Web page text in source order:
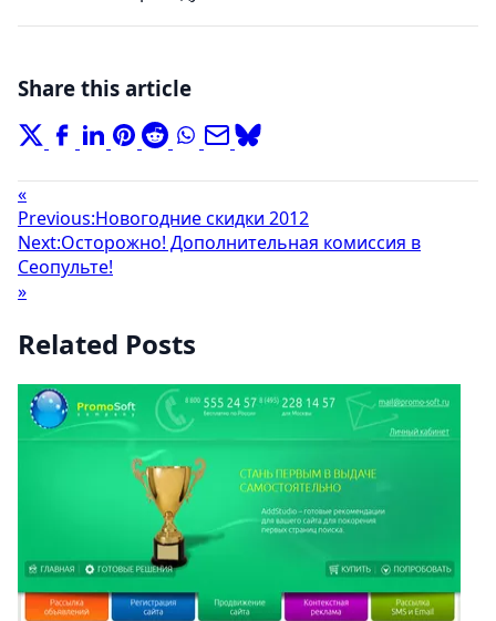
Share this article
«
Previous:Новогодние скидки 2012
Next:Осторожно! Дополнительная комиссия в
Сеопульте!
»
Related Posts